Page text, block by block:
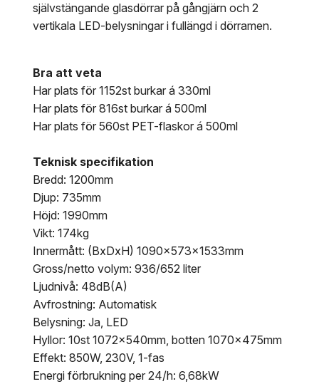
självstängande glasdörrar på gångjärn och 2
vertikala LED-belysningar i fullängd i dörramen.
Bra att veta
Har plats för 1152st burkar á 330ml
Har plats för 816st burkar á 500ml
Har plats för 560st PET-flaskor á 500ml
Teknisk specifikation
Bredd: 1200mm
Djup: 735mm
Höjd: 1990mm
Vikt: 174kg
Innermått: (BxDxH) 1090x573x1533mm
Gross/netto volym: 936/652 liter
Ljudnivå: 48dB(A)
Avfrostning: Automatisk
Belysning: Ja, LED
Hyllor: 10st 1072x540mm, botten 1070x475mm
Effekt: 850W, 230V, 1-fas
Energi förbrukning per 24/h: 6,68kW